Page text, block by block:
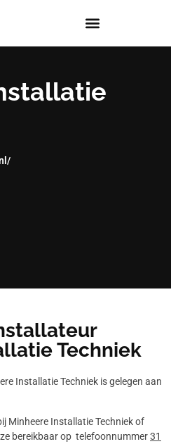
Techniek
Installatie Techniek is gelegen aan
Minheere Installatie Techniek of
bereikbaar op telefoonnummer31